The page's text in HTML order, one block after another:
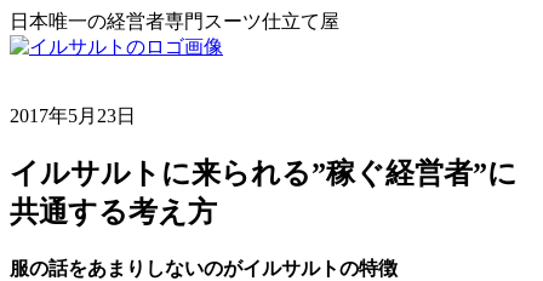
日本唯一の経営者専門スーツ仕立て屋
2017年5月23日
イルサルトに来られる”稼ぐ経営者”に
共通する考え方
服の話をあまりしないのがイルサルトの特徴